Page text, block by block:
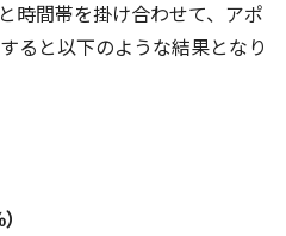
時間帯を掛け合わせて、アポ
ると以下のような結果となり